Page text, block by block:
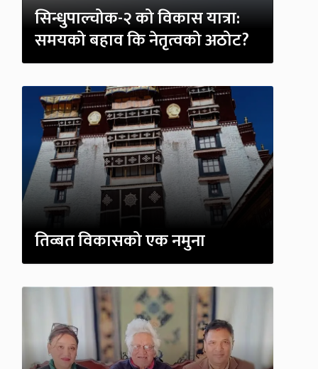
सिन्धुपाल्चोक-२ को विकास यात्रा:
समयको बहाव कि नेतृत्वको अठोट?
तिव्बत विकासको एक नमुना